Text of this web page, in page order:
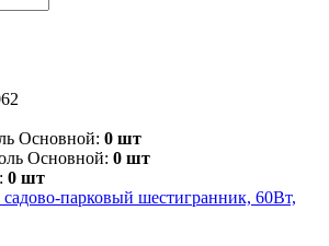
Основной: 0 шт
Основной: 0 шт
0 шт
парковый шестигранник, 60Вт,